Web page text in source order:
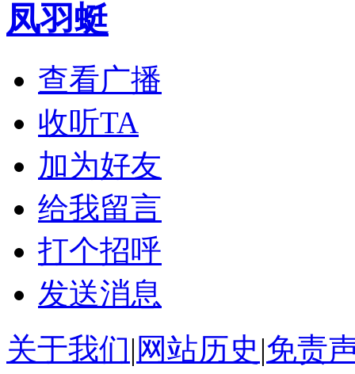
凤羽蜓
查看广播
收听TA
加为好友
给我留言
打个招呼
发送消息
关于我们| 网站历史 |免责